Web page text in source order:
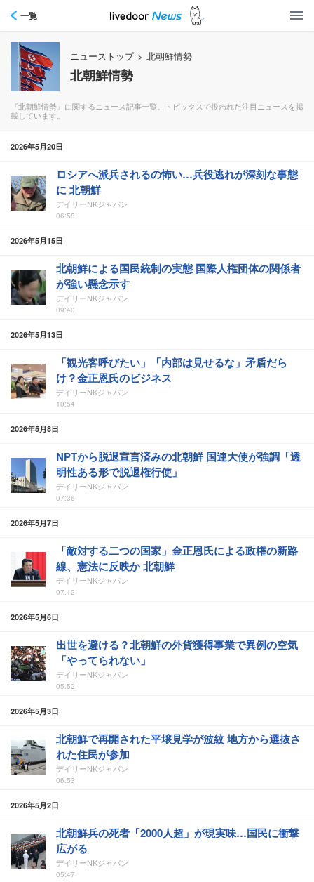
一覧
ニューストップ > 北朝鮮情勢
北朝鮮情勢
『北朝鮮情勢』に関するニュース記事一覧。トピックスで扱われた注目ニュースを掲
載しています。
2026年5月20日
ロシアへ派兵されるの怖い…兵役逃れが深刻な事態
に 北朝鮮
デイリーNKジャパン
06:58
2026年5月15日
北朝鮮による国民統制の実態 国際人権団体の関係者
が強い懸念示す
デイリーNKジャパン
09:40
2026年5月13日
「観光客呼びたい」「内部は見せるな」矛盾だら
け？金正恩氏のビジネス
デイリーNKジャパン
10:54
2026年5月8日
NPTから脱退宣言済みの北朝鮮 国連大使が強調「透
明性ある形で脱退権行使」
デイリーNKジャパン
07:36
2026年5月7日
「敵対する二つの国家」金正恩氏による政権の新路
線、憲法に反映か 北朝鮮
デイリーNKジャパン
07:12
2026年5月6日
出世を避ける？北朝鮮の外貨獲得事業で異例の空気
「やってられない」
デイリーNKジャパン
05:52
2026年5月3日
北朝鮮で再開された平壌見学が波紋 地方から選抜さ
れた住民が参加
デイリーNKジャパン
06:53
2026年5月2日
北朝鮮兵の死者「2000人超」が現実味…国民に衝撃
広がる
デイリーNKジャパン
05:47